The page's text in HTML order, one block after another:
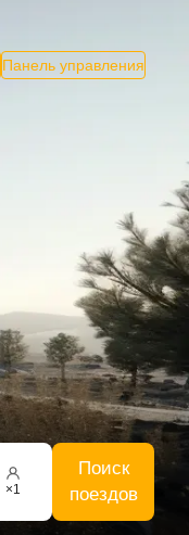
Панель управления
×1
Поиск
поездов